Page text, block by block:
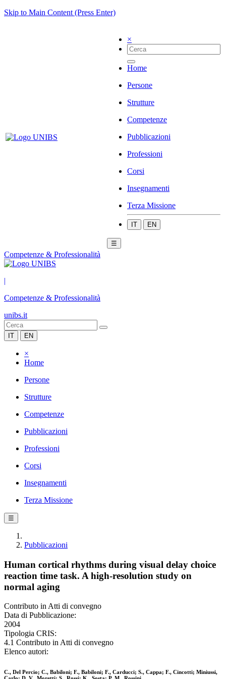
Skip to Main Content (Press Enter)
×
Home
Persone
Strutture
Competenze
Pubblicazioni
Professioni
Corsi
Insegnamenti
Terza Missione
IT EN
☰
Competenze & Professionalità
|
Competenze & Professionalità
unibs.it
IT EN
×
Home
Persone
Strutture
Competenze
Pubblicazioni
Professioni
Corsi
Insegnamenti
Terza Missione
☰
Pubblicazioni
Human cortical rhythms during visual delay choice
reaction time task. A high-resolution study on
normal aging
Contributo in Atti di convegno
Data di Pubblicazione:
2004
Tipologia CRIS:
4.1 Contributo in Atti di convegno
Elenco autori:
C., Del Percio; C., Babiloni; F., Babiloni; F., Carducci; S., Cappa; F., Cincotti; Miniussi,